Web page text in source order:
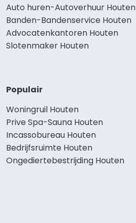
Auto huren-Autoverhuur Houten
Banden-Bandenservice Houten
Advocatenkantoren Houten
Slotenmaker Houten
Populair
Woningruil Houten
Prive Spa-Sauna Houten
Incassobureau Houten
Bedrijfsruimte Houten
Ongediertebestrijding Houten